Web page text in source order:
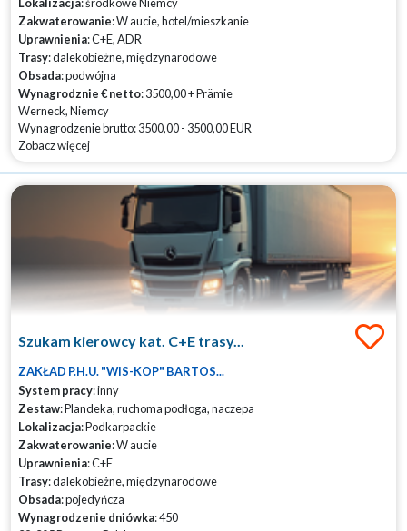
Lokalizacja: środkowe Niemcy
Zakwaterowanie: W aucie, hotel/mieszkanie
Uprawnienia: C+E, ADR
Trasy: dalekobieżne, międzynarodowe
Obsada: podwójna
Wynagrodznie € netto: 3500,00 + Prämie
Werneck, Niemcy
Wynagrodzenie brutto: 3500,00 - 3500,00 EUR
Zobacz więcej
Szukam kierowcy kat. C+E trasy...
ZAKŁAD P.H.U. "WIS-KOP" BARTOS...
System pracy: inny
Zestaw: Plandeka, ruchoma podłoga, naczepa
Lokalizacja: Podkarpackie
Zakwaterowanie: W aucie
Uprawnienia: C+E
Trasy: dalekobieżne, międzynarodowe
Obsada: pojedyńcza
Wynagrodzenie dniówka: 450